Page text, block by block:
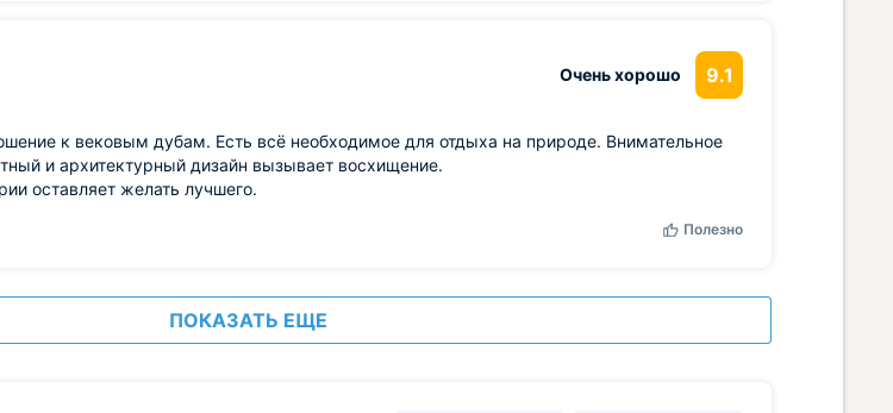
Очень хорошо 9.1
к вековым дубам. Есть всё необходимое для отдыха на природе. Внимательное
и архитектурный дизайн вызывает восхищение.
оставляет желать лучшего.
Полезно
ПОКАЗАТЬ ЕЩЕ